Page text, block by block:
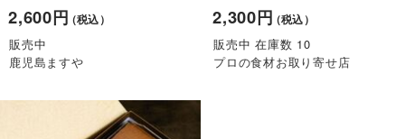
2,600円（税込）
販売中
鹿児島ますや
2,300円（税込）
販売中 在庫数 10
プロの食材お取り寄せ店